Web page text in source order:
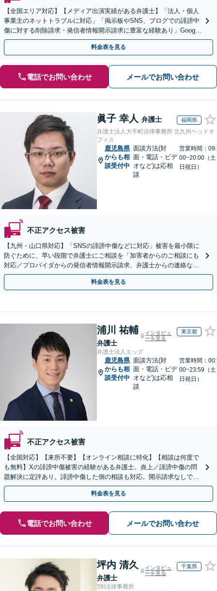
【全国エリア対応】【メディア出演実績がある弁護士】「法人・個人
事業主のネットトラブルに対応」「掲示板やSNS、ブログでの誹謗中
傷に対する削除請求・発信者情報開示請求に豊富な経験あり」Google
口コミの削除請求・賠償請求のご相談はお任せ
料金表を見る
電話でお問い合わせ メールでお問い合わせ
眞子 幸人 弁護士 福岡県
弁護士法人大手町法律事務所 北九州ヘッドオ
フィス
鹿児島県
からも相
談受付中
面談方法(対
面・電話・ビデ
オなど)は応相
談
営業時間：09:
00~20:00（土
日祝日）
不正アクセス被害
【九州・山口県対応】「SNSの誹謗中傷などに対応」被害を最小限に
防ぐために、早い段階で弁護士にご相談を「加害者からのご相談にも
対応／プロバイダからの発信者情報開示請求、弁護士からの連絡な
ど」法人の風評被害対策にも対応【休日・夜間相談可】
料金表を見る
浦川 祐輔
弁護士
インタビュ
ーを見る
東京都
弁護士法人エッグ
鹿児島県
からも相
談受付中
面談方法(対
面・電話・ビデ
オなど)は応相
談
営業時間：00:
00~23:59（土
日祝日）
不正アクセス被害
【全国対応】【来所不要】【オンライン相談に特化】【相談は何度で
も無料】Xの誹謗中傷被害の経験がある弁護士。炎上／誹謗中傷の問
題解決に定評あり。誹謗中傷した側の相談も対応。開示請求なしで本
人の特定ができる場合もあり。
料金表を見る
電話でお問い合わせ メールでお問い合わせ
坪内 清久
弁護士
インタビュ
ーを見る
千葉県
Sfil法律事務所